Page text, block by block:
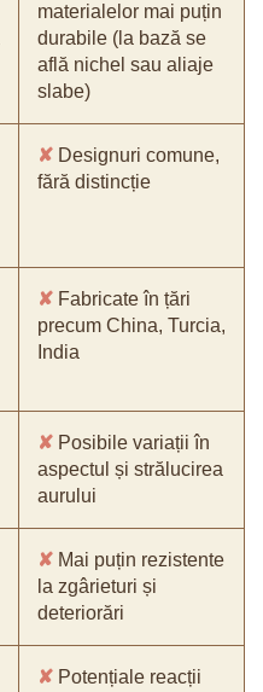
materialelor mai puțin
durabile (la bază se
află nichel sau aliaje
slabe)
✘ Designuri comune,
fără distincție
✘ Fabricate în țări
precum China, Turcia,
India
✘ Posibile variații în
aspectul și strălucirea
aurului
✘ Mai puțin rezistente
la zgârieturi și
deteriorări
✘ Potențiale reacții